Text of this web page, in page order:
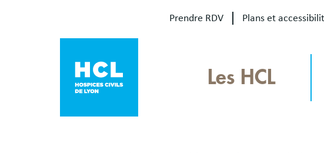
Prendre RDV Plans et
Les HCL